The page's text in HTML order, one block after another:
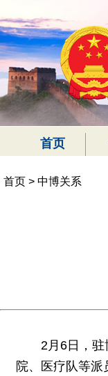
首页
首页 > 中博关系
2月6日，
院、医疗队等派